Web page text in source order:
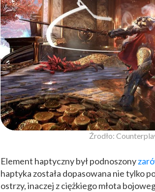
Źrodło:
Element haptyczny był podnoszony
haptyka została dopasowana nie tylko
ostrzy, inaczej z ciężkiego młota